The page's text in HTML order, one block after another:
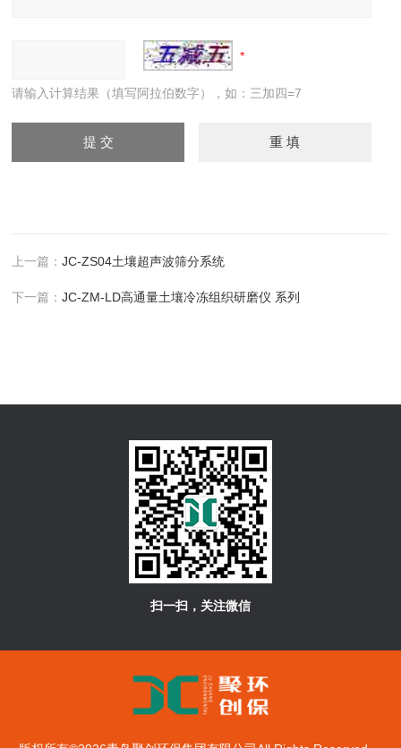
请输入计算结果（填写阿拉伯数字），如：三加四=7
上一篇：JC-ZS04土壤超声波筛分系统
下一篇：JC-ZM-LD高通量土壤冷冻组织研磨仪 系列
扫一扫，关注微信